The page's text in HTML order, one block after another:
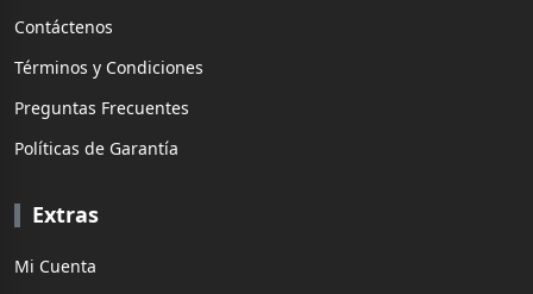
Contáctenos
Términos y Condiciones
Preguntas Frecuentes
Políticas de Garantía
Extras
Mi Cuenta